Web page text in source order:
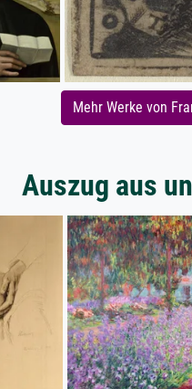
Mehr Werke von
Auszug aus